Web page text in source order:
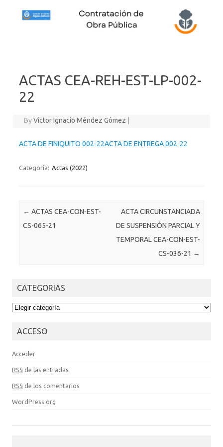
ACTAS CEA-REH-EST-LP-002-
22
ByVíctor Ignacio Méndez Gómez
ACTA DE FINIQUITO 002-22ACTA DE ENTREGA 002-22
Categoría: Actas (2022)
Post navigation
← ACTAS CEA-CON-EST-
CS-065-21
ACTA CIRCUNSTANCIADA
DE SUSPENSIÓN PARCIAL Y
TEMPORAL CEA-CON-EST-
CS-036-21 →
CATEGORIAS
CATEGORIAS
ACCESO
Acceder
RSS de las entradas
RSS de los comentarios
WordPress.org